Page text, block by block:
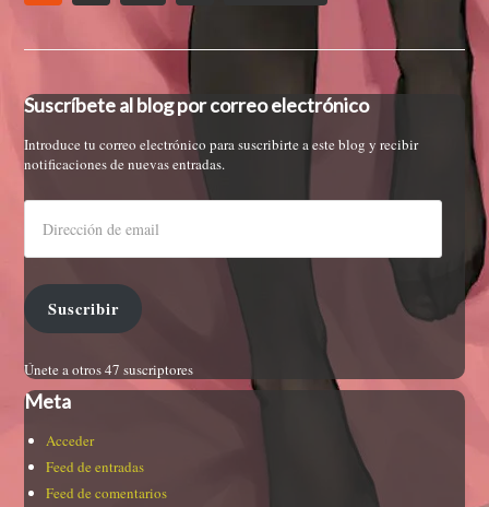
Suscríbete al blog por correo electrónico
Introduce tu correo electrónico para suscribirte a este blog y recibir
notificaciones de nuevas entradas.
Suscribir
Únete a otros 47 suscriptores
Meta
Acceder
Feed de entradas
Feed de comentarios